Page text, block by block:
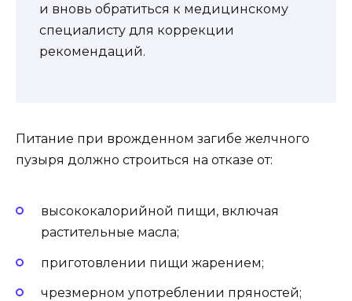
и вновь обратиться к медицинскому
специалисту для коррекции
рекомендаций.
Питание при врожденном загибе желчного
пузыря должно строиться на отказе от:
высококалорийной пищи, включая
растительные масла;
приготовлении пищи жарением;
чрезмерном употреблении пряностей;